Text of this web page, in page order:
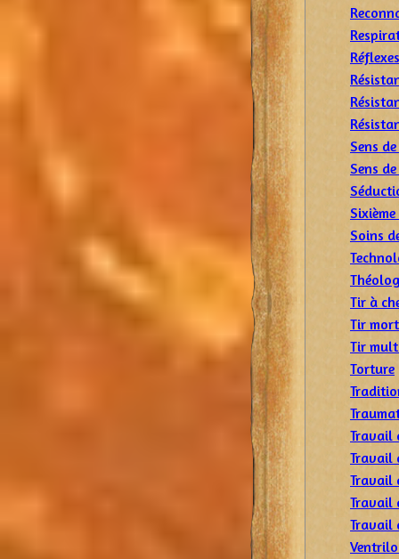
Sens
Sens
Sixième
Soins
Tir à
Tir
Tir
Torture
Travail
Travail
Travail
Travail
Travail